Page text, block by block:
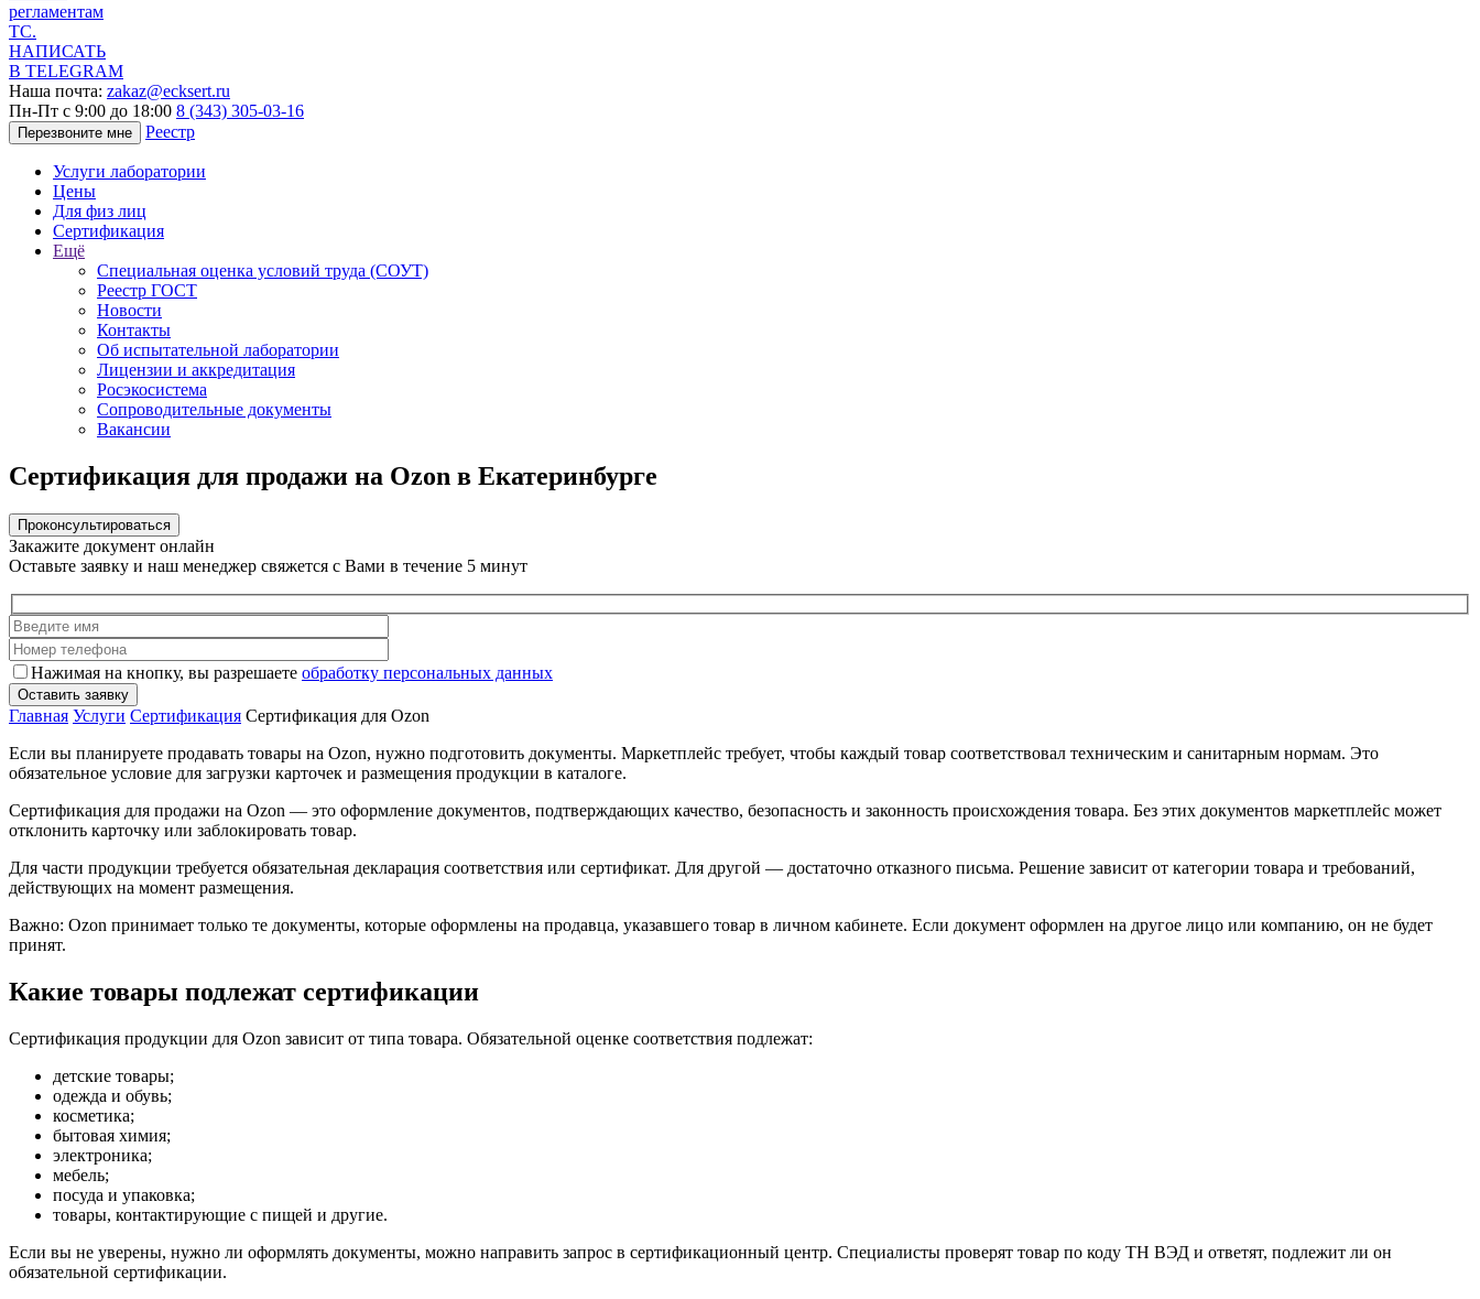
НАПИСАТЬ
В TELEGRAM
Наша почта: zakaz@ecksert.ru
Пн-Пт с 9:00 до 18:00 8 (343) 305-03-16
Перезвоните мне Реестр
Услуги лаборатории
Цены
Для физ лиц
Сертификация
Ещё
Специальная оценка условий труда (СОУТ)
Реестр ГОСТ
Новости
Контакты
Об испытательной лаборатории
Лицензии и аккредитация
Росэкосистема
Сопроводительные документы
Вакансии
Сертификация для продажи на Ozon в Екатеринбурге
Проконсультироваться
Закажите документ онлайн
Оставьте заявку и наш менеджер свяжется с Вами в течение 5 минут
Нажимая на кнопку, вы разрешаете обработку персональных данных
Главная Услуги Сертификация Сертификация для Ozon
Если вы планируете продавать товары на Ozon, нужно подготовить документы. Маркетплейс требует, чтобы каждый товар соответствовал техническим и санитарным нормам. Это
обязательное условие для загрузки карточек и размещения продукции в каталоге.
Сертификация для продажи на Ozon — это оформление документов, подтверждающих качество, безопасность и законность происхождения товара. Без этих документов маркетплейс может
отклонить карточку или заблокировать товар.
Для части продукции требуется обязательная декларация соответствия или сертификат. Для другой — достаточно отказного письма. Решение зависит от категории товара и требований,
действующих на момент размещения.
Важно: Ozon принимает только те документы, которые оформлены на продавца, указавшего товар в личном кабинете. Если документ оформлен на другое лицо или компанию, он не будет
принят.
Какие товары подлежат сертификации
Сертификация продукции для Ozon зависит от типа товара. Обязательной оценке соответствия подлежат:
детские товары;
одежда и обувь;
косметика;
бытовая химия;
электроника;
мебель;
посуда и упаковка;
товары, контактирующие с пищей и другие.
Если вы не уверены, нужно ли оформлять документы, можно направить запрос в сертификационный центр. Специалисты проверят товар по коду ТН ВЭД и ответят, подлежит ли он
обязательной сертификации.